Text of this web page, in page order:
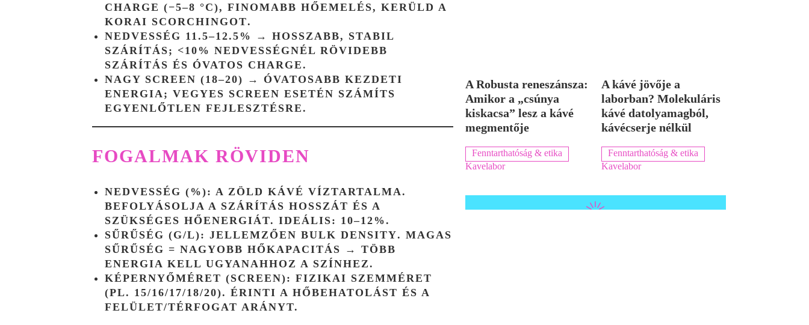
CHARGE (−5–8 °C), FINOMABB HŐEMELÉS, KERÜLD A
KORAI SCORCHINGOT.
NEDVESSÉG 11.5–12.5%
→ HOSSZABB, STABIL
SZÁRÍTÁS; <10% NEDVESSÉGNÉL RÖVIDEBB
SZÁRÍTÁS ÉS ÓVATOS CHARGE.
NAGY SCREEN (18–20) → ÓVATOSABB KEZDETI
ENERGIA; VEGYES SCREEN ESETÉN SZÁMÍTS
EGYENLŐTLEN FEJLESZTÉSRE.
FOGALMAK RÖVIDEN
NEDVESSÉG (%): A ZÖLD KÁVÉ VÍZTARTALMA.
BEFOLYÁSOLJA A SZÁRÍTÁS HOSSZÁT ÉS A
SZÜKSÉGES HŐENERGIÁT. IDEÁLIS: 10–12%.
SŰRŰSÉG (G/L): JELLEMZŐEN BULK DENSITY. MAGAS
SŰRŰSÉG = NAGYOBB HŐKAPACITÁS → TÖBB
ENERGIA KELL UGYANAHHOZ A SZÍNHEZ.
KÉPERNYŐMÉRET (SCREEN): FIZIKAI SZEMMÉRET
(PL. 15/16/17/18/20). ÉRINTI A HŐBEHATOLÁST ÉS A
FELÜLET/TÉRFOGAT ARÁNYT.
A Robusta reneszánsza:
Amikor a „csúnya
kiskacsa” lesz a kávé
megmentője
Fenntarthatóság & etika
Kavelabor
A kávé jövője a
laborban? Molekuláris
kávé datolyamagból,
kávécserje nélkül
Fenntarthatóság & etika
Kavelabor